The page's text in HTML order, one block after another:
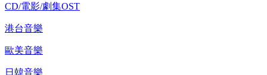
CD/電影/劇集OST
港台音樂
歐美音樂
日韓音樂